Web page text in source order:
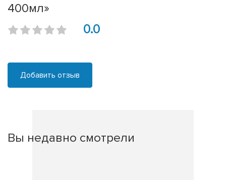
400мл»
0.0
Добавить отзыв
Вы недавно смотрели